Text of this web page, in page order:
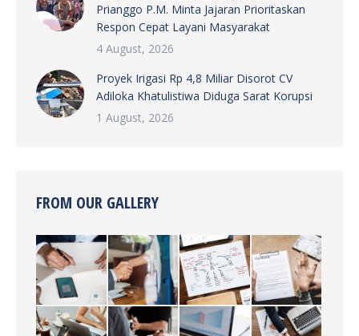
Prianggo P.M. Minta Jajaran Prioritaskan
Respon Cepat Layani Masyarakat
4 August, 2026
Proyek Irigasi Rp 4,8 Miliar Disorot CV
Adiloka Khatulistiwa Diduga Sarat Korupsi
1 August, 2026
FROM OUR GALLERY